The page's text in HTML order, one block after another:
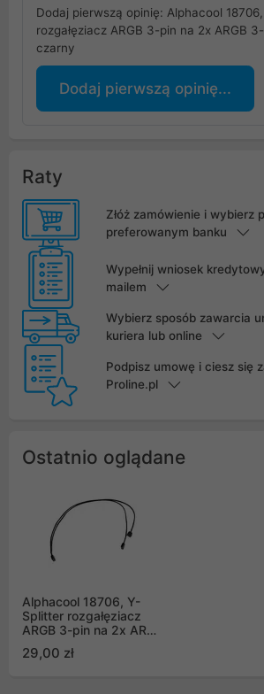
Dodaj pierwszą opinię: Alphacool
rozgałęziacz ARGB 3-pin na 2x ARGB
czarny
Dodaj pierwszą opinię...
Raty
Złóż zamówienie i wybierz
preferowanym banku
Wypełnij wniosek
mailem
Wybierz sposób zawarcia
kuriera lub online
Podpisz umowę i ciesz się
Proline.pl
Ostatnio oglądane
Alphacool 18706, Y-
Splitter rozgałęziacz
ARGB 3-pin na 2x ARGB
29,00 zł